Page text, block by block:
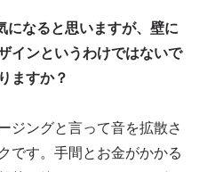
なると思いますが、壁に
インというわけではないで
ますか？
ジングと言って音を拡散さ
です。手間とお金がかかる